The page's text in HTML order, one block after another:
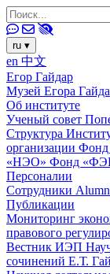
ru ▾
en 中文
Егор Гайдар
Музей Егора
Об институте
Ученый совет
Структура
организации
«НЭО» Фонд
Персоналии
Сотрудники
Публикации
Мониторинг
правового
Вестник ИЭП
сочинений Е.Т.